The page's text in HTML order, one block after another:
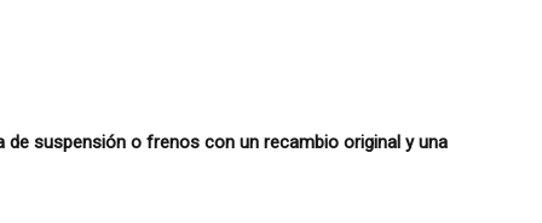
de suspensión o frenos con un recambio original y una